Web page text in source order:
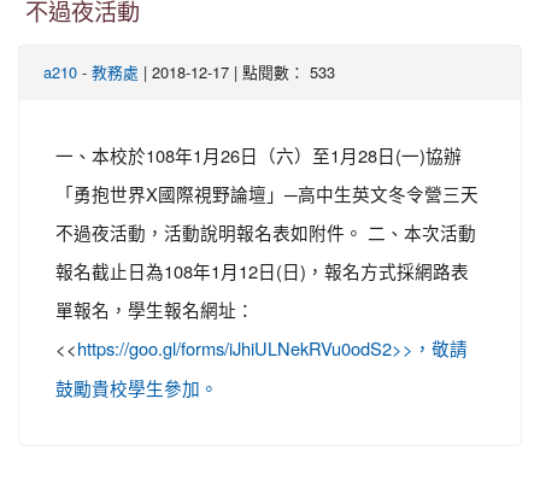
不過夜活動
a210 - 教務處 | 2018-12-17 | 點閱數： 533
一、本校於108年1月26日（六）至1月28日(一)協辦
「勇抱世界X國際視野論壇」─高中生英文冬令營三天
不過夜活動，活動說明報名表如附件。 二、本次活動
報名截止日為108年1月12日(日)，報名方式採網路表
單報名，學生報名網址：
<< https://goo.gl/forms/iJhiULNekRVu0odS2>>，敬請
鼓勵貴校學生參加。